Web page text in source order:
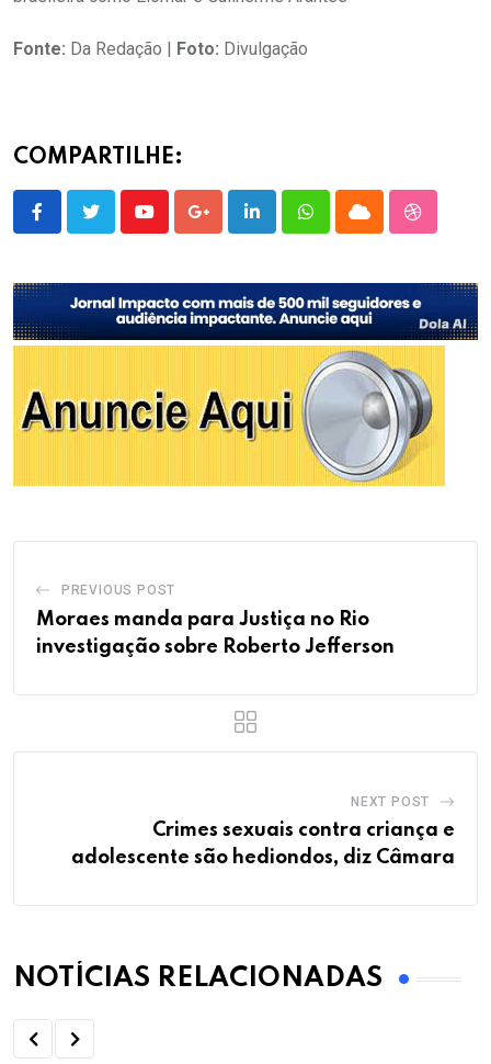
Fonte: Da Redação | Foto: Divulgação
COMPARTILHE:
YoutubeGoogle+LinkedInWhatsappCloud
PREVIOUS POST
Moraes manda para Justiça no Rio
investigação sobre Roberto Jefferson
NEXT POST
Crimes sexuais contra criança e
adolescente são hediondos, diz Câmara
NOTÍCIAS RELACIONADAS